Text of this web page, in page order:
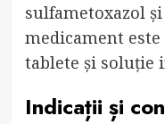
sulfametoxazol
medicament
tablete și soluție
Indicații și